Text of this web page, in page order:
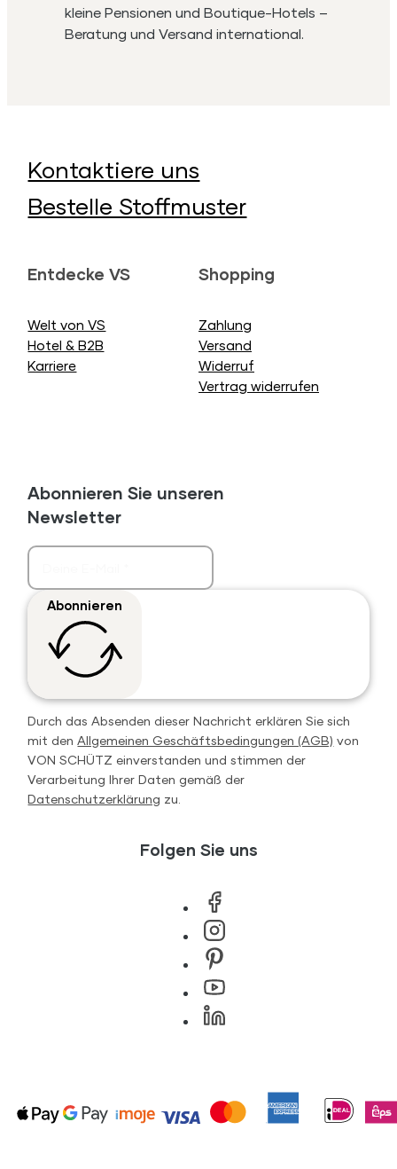
kleine Pensionen und Boutique-Hotels –
Beratung und Versand international.
Kontaktiere uns
Bestelle Stoffmuster
Entdecke VS
Welt von VS
Hotel & B2B
Karriere
Shopping
Zahlung
Versand
Widerruf
Vertrag widerrufen
Abonnieren Sie unseren
Newsletter
Abonnieren
Durch das Absenden dieser Nachricht erklären Sie sich
mit denAllgemeinen Geschäftsbedingungen (AGB) von
VON SCHÜTZ einverstanden und stimmen der
Verarbeitung Ihrer Daten gemäß der
Datenschutzerklärung zu.
Folgen Sie uns